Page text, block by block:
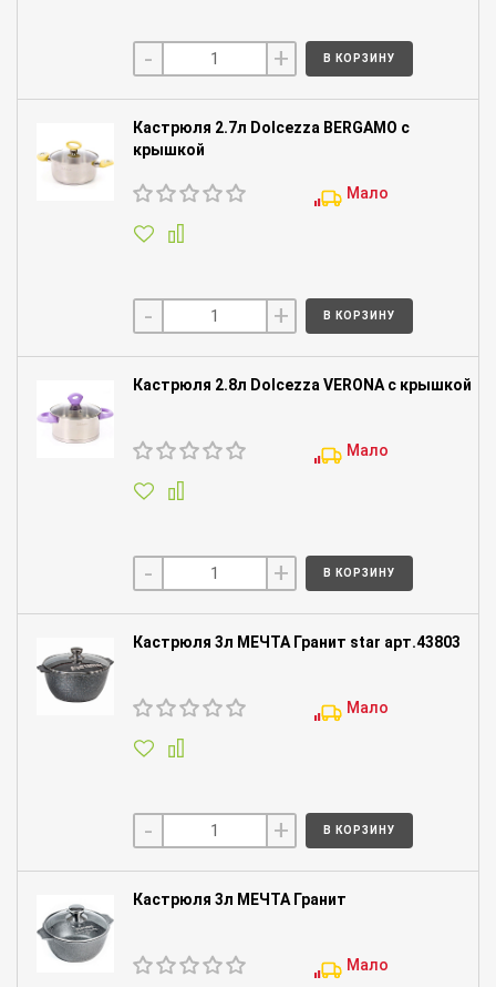
- + В КОРЗИНУ
Кастрюля 2.7л Dolcezza BERGAMO с
крышкой
Мало
- + В КОРЗИНУ
Кастрюля 2.8л Dolcezza VERONA с крышкой
Мало
- + В КОРЗИНУ
Кастрюля 3л МЕЧТА Гранит star арт.43803
Мало
- + В КОРЗИНУ
Кастрюля 3л МЕЧТА Гранит
Мало